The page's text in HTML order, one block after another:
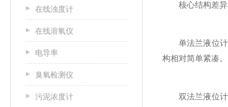
在线浊度计
在线溶氧仪
电导率
臭氧检测仪
污泥浓度计
核心结构差异
单法兰液位计‌：
构相对简单紧凑。‌‌
双法兰液位计‌：